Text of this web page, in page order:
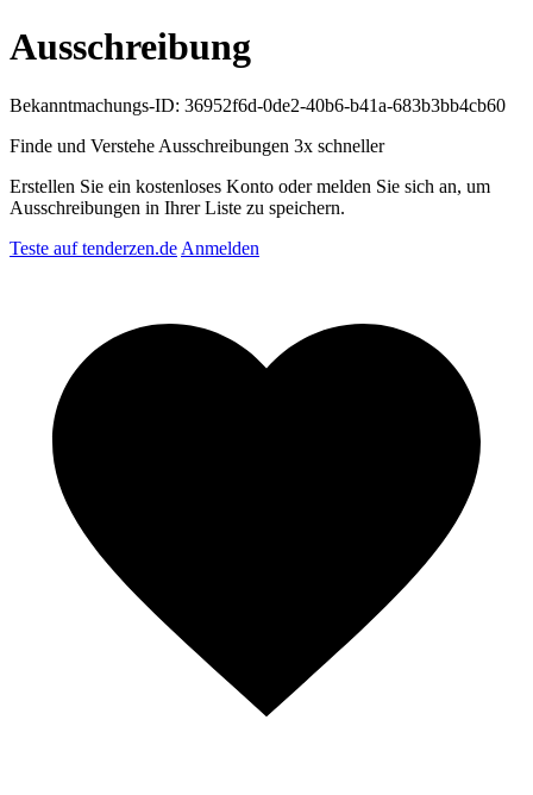
Ausschreibung
Bekanntmachungs-ID: 36952f6d-0de2-40b6-b41a-683b3bb4cb60
Finde und Verstehe Ausschreibungen 3x schneller
Erstellen Sie ein kostenloses Konto oder melden Sie sich an, um
Ausschreibungen in Ihrer Liste zu speichern.
Teste auf tenderzen.de Anmelden